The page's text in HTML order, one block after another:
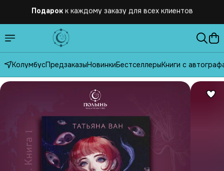
КолумбусПредзаказыНовинкиБестселлерыКниги с